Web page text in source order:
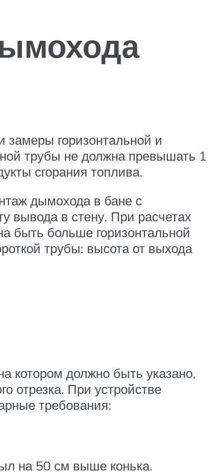
замеры горизонтальной и
трубы не должна превышать 1
сгорания топлива.
дымохода в бане с
вывода в стену. При расчетах
быть больше горизонтальной
трубы: высота от выхода
котором должно быть указано,
отрезка. При устройстве
требования:
на 50 см выше конька.